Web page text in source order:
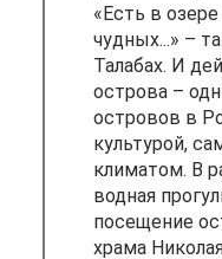
«Есть в
чудных...» –
Талабах. И
острова –
островов в
культурой,
климатом. В
водная
посещение
храма